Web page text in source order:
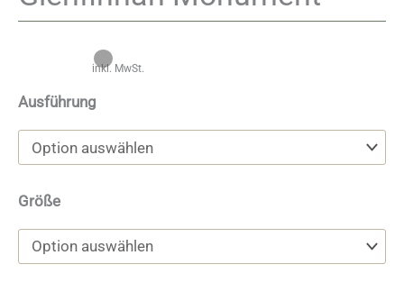
inkl. MwSt.
Ausführung
Größe